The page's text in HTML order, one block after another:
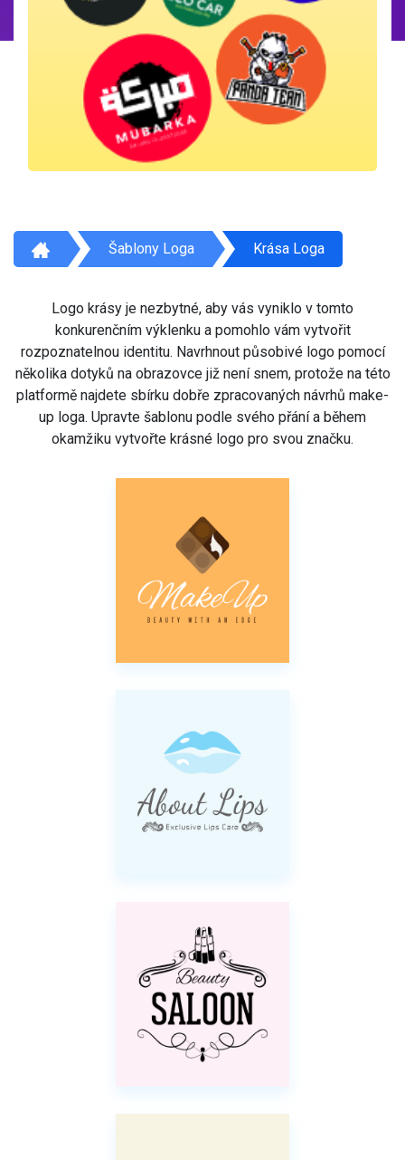
Šablony Loga Krása Loga
Logo krásy je nezbytné, aby vás vyniklo v tomto
konkurenčním výklenku a pomohlo vám vytvořit
rozpoznatelnou identitu. Navrhnout působivé logo pomocí
několika dotyků na obrazovce již není snem, protože na této
platformě najdete sbírku dobře zpracovaných návrhů make-
up loga. Upravte šablonu podle svého přání a během
okamžiku vytvořte krásné logo pro svou značku.